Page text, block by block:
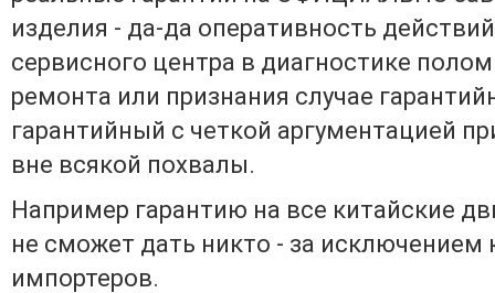
изделия - да-да оперативность действий
сервисного центра в диагностике
ремонта или признания случае
гарантийный с четкой аргументацией
вне всякой похвалы.
Например гарантию на все китайские
не сможет дать никто - за исключением
импортеров.